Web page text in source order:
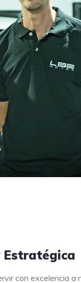
Estratégica
con excelencia a